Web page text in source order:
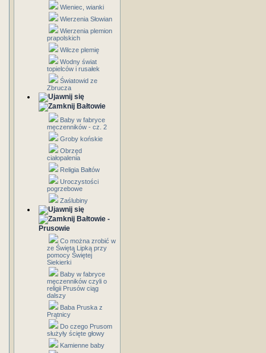
Wieniec, wianki
Wierzenia Słowian
Wierzenia plemion
prapolskich
Wilcze plemię
Wodny świat
topielców i rusałek
Światowid ze
Zbrucza
Bałtowie
Baby w fabryce
męczenników - cz. 2
Groby końskie
Obrzęd
ciałopalenia
Religia Bałtów
Uroczystości
pogrzebowe
Zaślubiny
Bałtowie -
Prusowie
Co można zrobić w
ze Świętą Lipką przy
pomocy Świętej
Siekierki
Baby w fabryce
męczenników czyli o
religii Prusów ciąg
dalszy
Baba Pruska z
Prątnicy
Do czego Prusom
służyły ścięte głowy
Kamienne baby